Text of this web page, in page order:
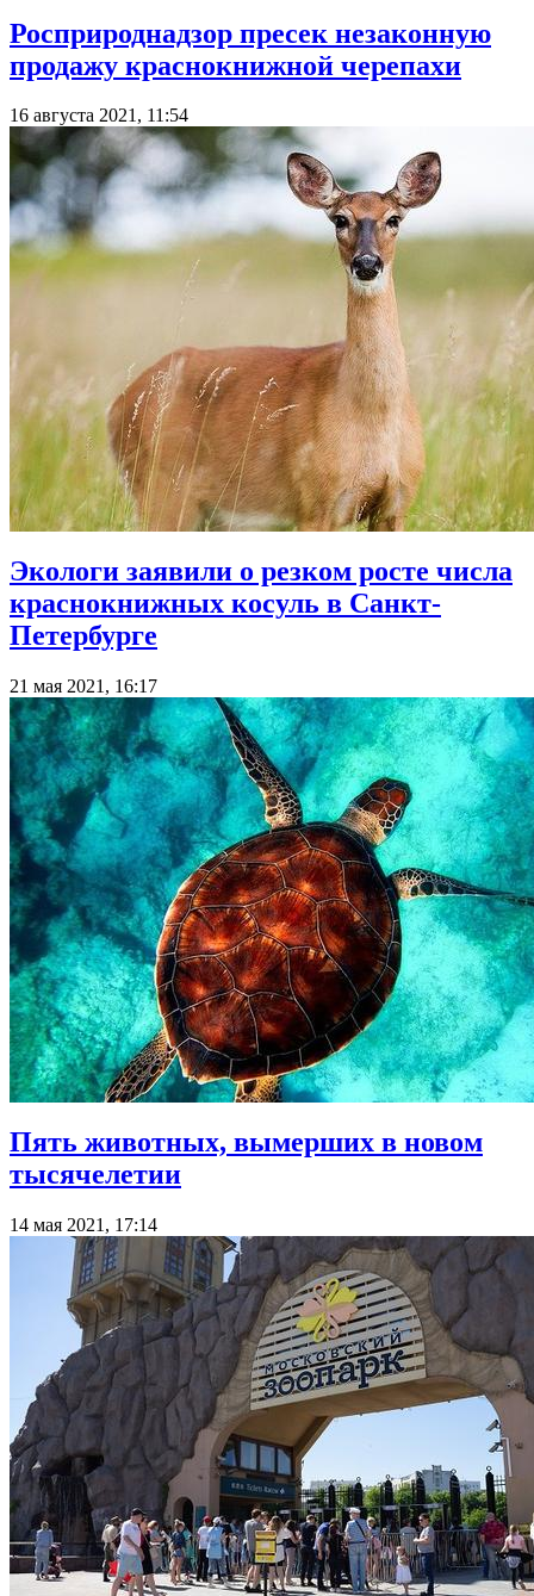
Росприроднадзор пресек незаконную
продажу краснокнижной черепахи
16 августа 2021, 11:54
Экологи заявили о резком росте числа
краснокнижных косуль в Санкт-
Петербурге
21 мая 2021, 16:17
Пять животных, вымерших в новом
тысячелетии
14 мая 2021, 17:14